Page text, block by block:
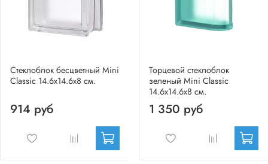
Стеклоблок бесцветный Mini
Classic 14.6x14.6x8 см.
914 руб
Торцевой стеклоблок
зеленый Mini Classic
14.6x14.6x8 см.
1 350 руб